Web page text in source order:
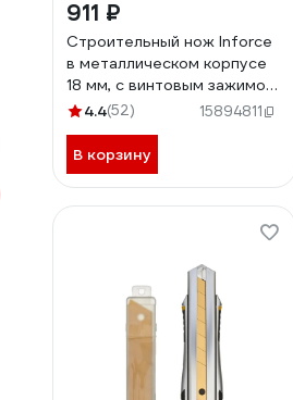
911 ₽
Строительный нож Inforce
в металлическом корпусе
18 мм, с винтовым зажимом
06-02-12
4.4(52) 15894811
В корзину